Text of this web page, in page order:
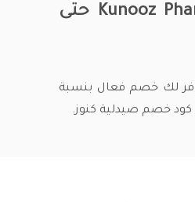
كود خصم صيدلية كنوز 2026 أقوى أكواد Kunooz Pharmacy حتى
توفر لك خصم فعال بنسبة